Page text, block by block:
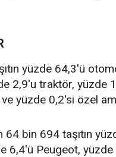
yüzde 64,3'ü
2,9'u traktör, yüzde
yüzde 0,2'si özel
64 bin 694 taşıtın
6,4'ü Peugeot,